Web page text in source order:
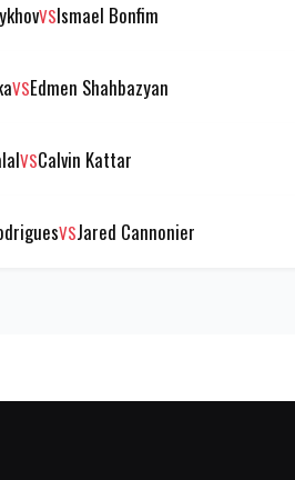
VSIsmael Bonfim
VSEdmen Shahbazyan
VSCalvin Kattar
VSJared Cannonier